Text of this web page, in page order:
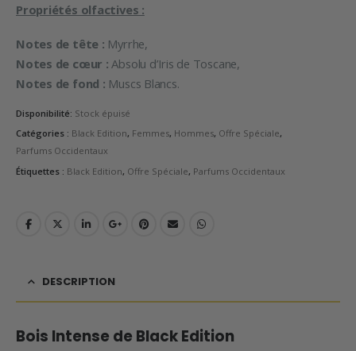
Propriétés olfactives :
Notes de tête : Myrrhe,
Notes de cœur : Absolu d’Iris de Toscane,
Notes de fond : Muscs Blancs.
Disponibilité: Stock épuisé
Catégories : Black Edition, Femmes, Hommes, Offre Spéciale,
Parfums Occidentaux
Étiquettes : Black Edition, Offre Spéciale, Parfums Occidentaux
DESCRIPTION
Bois Intense de Black Edition